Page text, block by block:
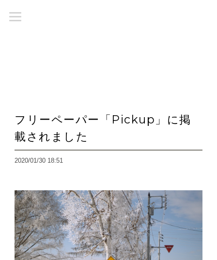
フリーペーパー「Pickup」に掲
載されました
2020/01/30 18:51